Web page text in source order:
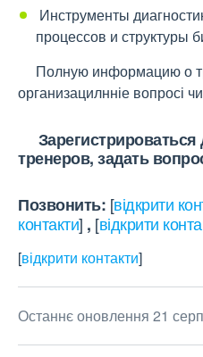
Инструменты
процессов и структуры
Полную информацию о
организацилнніе вопросі
тренеров, задать
Позвонить: [відкрити
контакти] , [відкрити
[відкрити контакти]
Останнє оновлення 21